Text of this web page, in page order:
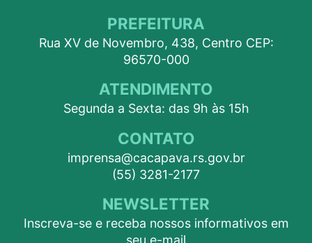
PREFEITURA
Rua XV de Novembro, 438, Centro CEP:
96570-000
ATENDIMENTO
Segunda a Sexta: das 9h às 15h
CONTATO
imprensa@cacapava.rs.gov.br
(55) 3281-2177
NEWSLETTER
Inscreva-se e receba nossos informativos em
seu e-mail